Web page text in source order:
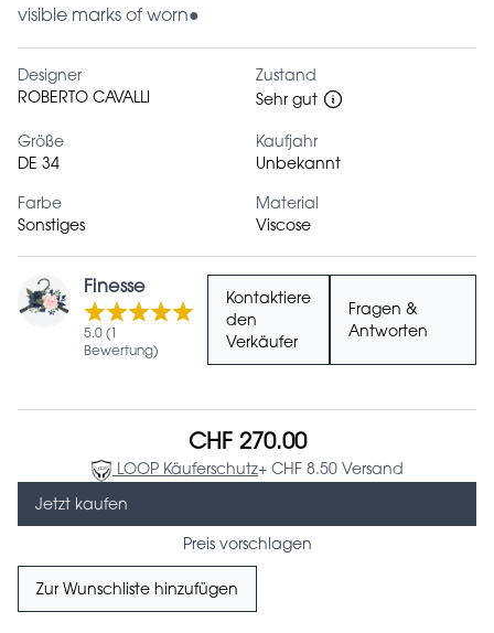
visible marks of worn●
Designer
ROBERTO CAVALLI
Zustand
Sehr gut
Größe
DE 34
Kaufjahr
Unbekannt
Farbe
Sonstiges
Material
Viscose
Finesse
5.0 (1
Bewertung)
Kontaktiere
den
Verkäufer
Fragen &
Antworten
CHF 270.00
LOOP Käuferschutz+ CHF 8.50 Versand
Jetzt kaufen
Preis vorschlagen
Zur Wunschliste hinzufügen